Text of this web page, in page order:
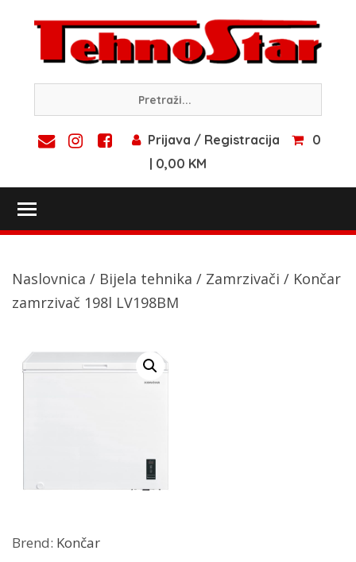
content
Prijava / Registracija
0
| 0,00 KM
Naslovnica / Bijela tehnika / Zamrzivači / Končar
zamrzivač 198l LV198BM
Brend: Končar